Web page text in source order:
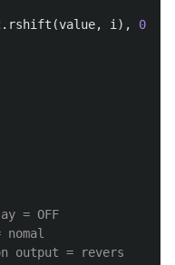
. rshift (value, i ), 0x01
= OFF
nomal
output = revers